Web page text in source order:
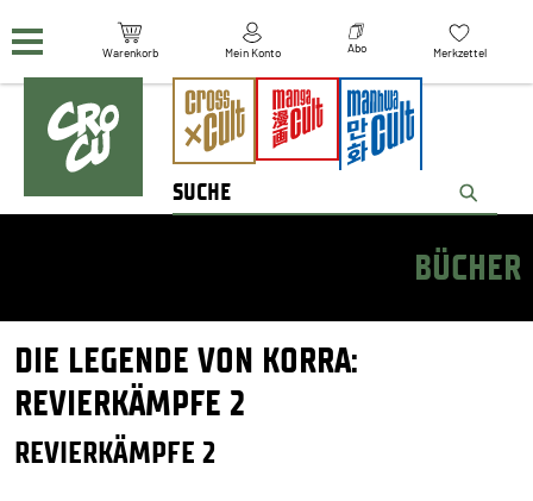
Warenkorb Mein Konto Abo Merkzettel
BÜCHER
DIE LEGENDE VON KORRA:
REVIERKÄMPFE 2
REVIERKÄMPFE 2